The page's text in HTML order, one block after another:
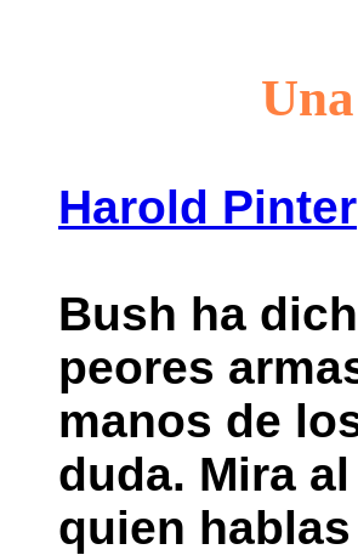
Harold Pinter
Bush ha
peores
manos de
duda. Mira
quien hablas